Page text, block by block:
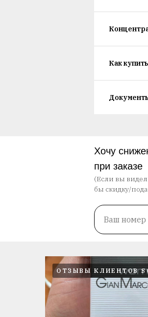
Как
Хочу
при заказе
(Если вы
бы скидку/
Ваш номер
ОТЗЫВЫ КЛИЕНТОВ